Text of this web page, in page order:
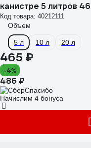
канистре 5 литров
Код товара: 40212111
Объем
5 л 10 л 20 л
465 ₽
-4%
486 ₽
Начислим 4 бонуса